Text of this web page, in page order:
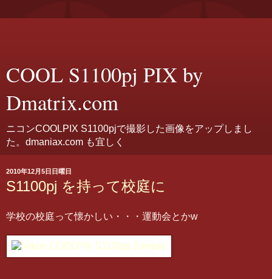
COOL S1100pj PIX by
Dmatrix.com
ニコンCOOLPIX S1100pjで撮影した画像をアップしまし
た。dmaniax.com も宜しく
2010年12月5日日曜日
S1100pj を持って校庭に
学校の校庭って懐かしい・・・運動会とかw